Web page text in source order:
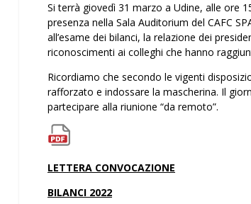
Si terrà giovedì 31 marzo a Udine, alle ore
presenza nella Sala Auditorium del CAFC
all’esame dei bilanci, la relazione dei
riconoscimenti ai colleghi che hanno
Ricordiamo che secondo le vigenti
rafforzato e indossare la mascherina. Il
partecipare alla riunione “da remoto”.
LETTERA CONVOCAZIONE
BILANCI 2022